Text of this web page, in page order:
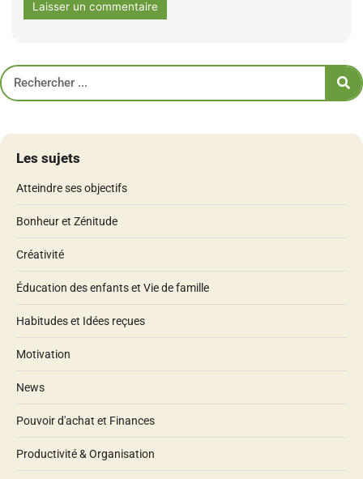
Les sujets
Atteindre ses objectifs
Bonheur et Zénitude
Créativité
Éducation des enfants et Vie de famille
Habitudes et Idées reçues
Motivation
News
Pouvoir d'achat et Finances
Productivité & Organisation